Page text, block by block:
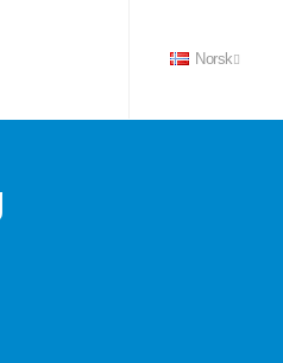
Norsk